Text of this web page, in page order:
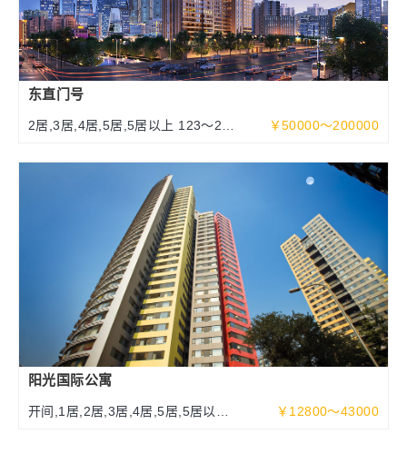
东直门号
2居,3居,4居,5居,5居以上 123～252
￥50000～200000
阳光国际公寓
开间,1居,2居,3居,4居,5居,5居以上
￥12800～43000